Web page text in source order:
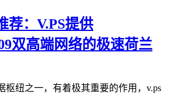
荐：V.PS提供
双高端网络的极速荷兰
枢纽之一，有着极其重要的作用，v.ps